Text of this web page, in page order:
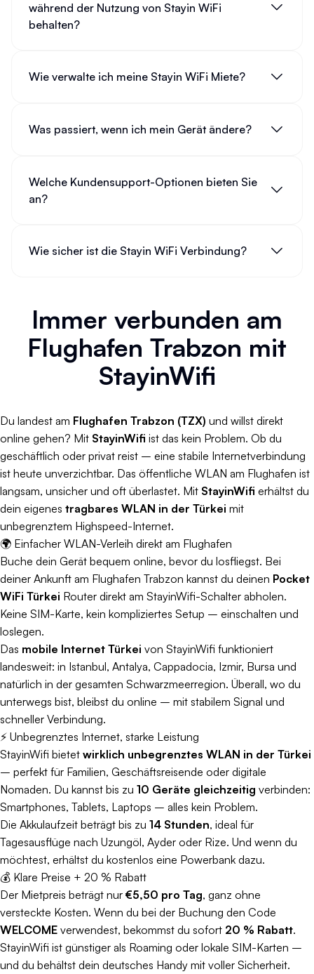
während der Nutzung von Stayin WiFi
behalten?
Wie verwalte ich meine Stayin WiFi Miete?
Was passiert, wenn ich mein Gerät ändere?
Welche Kundensupport-Optionen bieten Sie
an?
Wie sicher ist die Stayin WiFi Verbindung?
Immer verbunden am
Flughafen Trabzon mit
StayinWifi
Du landest am Flughafen Trabzon (TZX) und willst direkt
online gehen? Mit StayinWifi ist das kein Problem. Ob du
geschäftlich oder privat reist – eine stabile Internetverbindung
ist heute unverzichtbar. Das öffentliche WLAN am Flughafen ist
langsam, unsicher und oft überlastet. Mit StayinWifi erhältst du
dein eigenes tragbares WLAN in der Türkei mit
unbegrenztem Highspeed-Internet.
🌍 Einfacher WLAN-Verleih direkt am Flughafen
Buche dein Gerät bequem online, bevor du losfliegst. Bei
deiner Ankunft am Flughafen Trabzon kannst du deinen Pocket
WiFi Türkei Router direkt am StayinWifi-Schalter abholen.
Keine SIM-Karte, kein kompliziertes Setup – einschalten und
loslegen.
Das mobile Internet Türkei von StayinWifi funktioniert
landesweit: in Istanbul, Antalya, Cappadocia, Izmir, Bursa und
natürlich in der gesamten Schwarzmeerregion. Überall, wo du
unterwegs bist, bleibst du online – mit stabilem Signal und
schneller Verbindung.
⚡ Unbegrenztes Internet, starke Leistung
StayinWifi bietet wirklich unbegrenztes WLAN in der Türkei
– perfekt für Familien, Geschäftsreisende oder digitale
Nomaden. Du kannst bis zu 10 Geräte gleichzeitig verbinden:
Smartphones, Tablets, Laptops – alles kein Problem.
Die Akkulaufzeit beträgt bis zu 14 Stunden, ideal für
Tagesausflüge nach Uzungöl, Ayder oder Rize. Und wenn du
möchtest, erhältst du kostenlos eine Powerbank dazu.
💰 Klare Preise + 20 % Rabatt
Der Mietpreis beträgt nur €5,50 pro Tag, ganz ohne
versteckte Kosten. Wenn du bei der Buchung den Code
WELCOME verwendest, bekommst du sofort 20 % Rabatt.
StayinWifi ist günstiger als Roaming oder lokale SIM-Karten –
und du behältst dein deutsches Handy mit voller Sicherheit.